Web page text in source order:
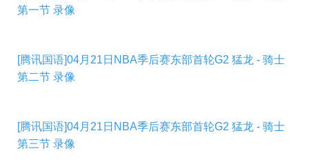
第一节 录像
[腾讯国语]04月21日NBA季后赛东部首轮G2 猛龙 - 骑士
第二节 录像
[腾讯国语]04月21日NBA季后赛东部首轮G2 猛龙 - 骑士
第三节 录像